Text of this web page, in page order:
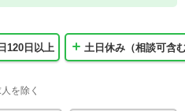
120日以上 土日休み（相談可含
を除く